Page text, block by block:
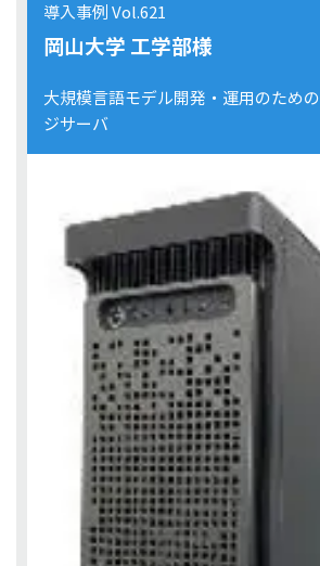
導入事例 Vol.621
岡山大学 工学部様
大規模言語モデル開発・運用のため
ジサーバ